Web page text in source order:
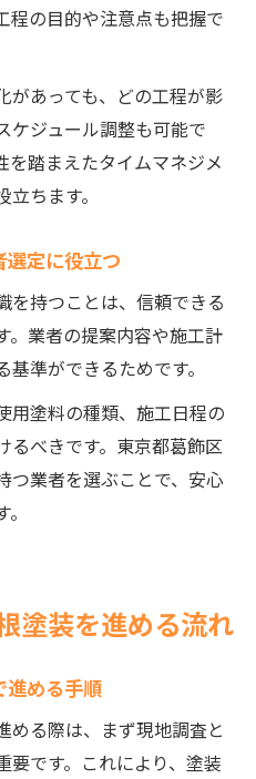
程の目的や注意点も把握で
があっても、どの工程が影
ケジュール調整も可能で
を踏まえたタイムマネジメ
ちます。
定に役立つ
を持つことは、信頼できる
。業者の提案内容や施工計
準ができるためです。
用塗料の種類、施工日程の
るべきです。東京都葛飾区
つ業者を選ぶことで、安心
塗装を進める流れ
進める手順
める際は、まず現地調査と
要です。これにより、塗装